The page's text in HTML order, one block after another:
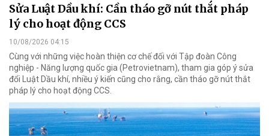
Sửa Luật Dầu khí: Cần tháo gỡ nút thắt pháp
lý cho hoạt động CCS
10/08/2026 04:15
Cùng với những việc hoàn thiện cơ chế đối với Tập đoàn Công
nghiệp - Năng lượng quốc gia (Petrovietnam), tham gia góp ý sửa
đổi Luật Dầu khí, nhiều ý kiến cũng cho rằng, cần tháo gỡ nút thắt
pháp lý cho hoạt động CCS.